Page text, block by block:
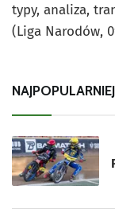
typy, analiza,
(Liga Narodów,